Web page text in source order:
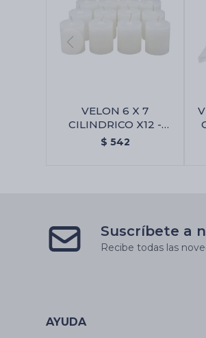
VELON 6 X 7
CILINDRICO X12 -
Blanco
$ 542
Suscríbete a
Recibe todas las
AYUDA